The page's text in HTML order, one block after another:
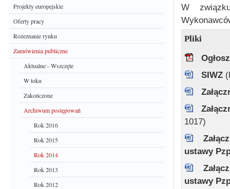
Projekty europejskie
Oferty pracy
Rozeznanie rynku
Zamówienia publiczne
Aktualne - Wszczęte
W toku
Zakończone
Archiwum postępowań
Rok 2016
Rok 2015
Rok 2014
Rok 2013
Rok 2012
W
Pliki
SIWZ
1017)
ustawy
ustawy